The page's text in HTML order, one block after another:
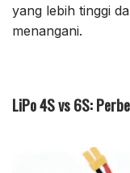
yang lebih tinggi
menangani.
LiPo 4S vs 6S: